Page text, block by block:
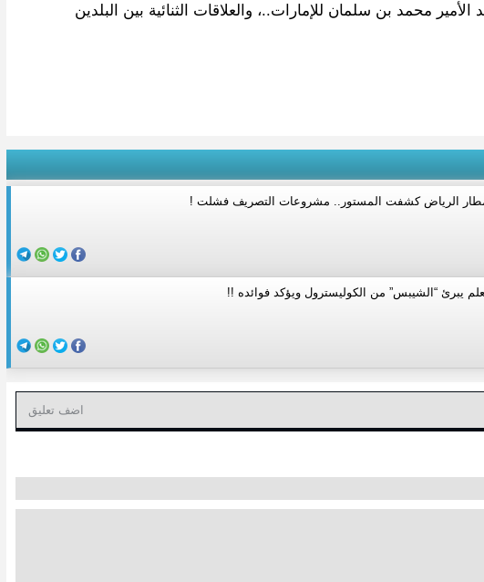
محمد بن سلمان للإمارات..، والعلاقات الثنائية بين البلدين
الرياض كشفت المستور.. مشروعات التصريف فشلت !
يبرئ “الشيبس” من الكوليسترول ويؤكد فوائده !!
اضف تعليق